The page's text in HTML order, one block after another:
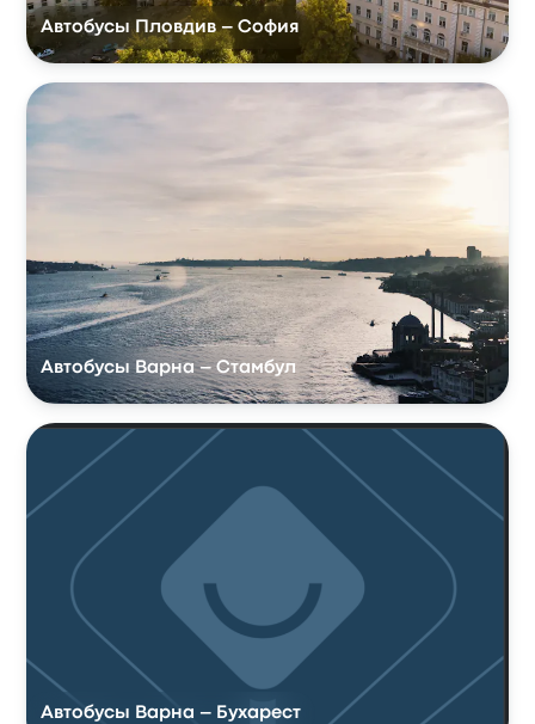
Автобусы Пловдив – София
Автобусы Варна – Стамбул
Автобусы Варна – Бухарест